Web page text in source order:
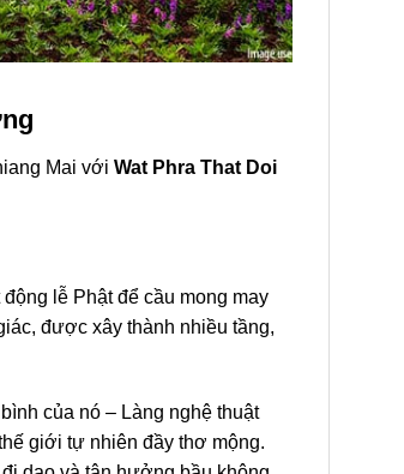
Mai với Wat Phra That Doi
lễ Phật để cầu mong may
được xây thành nhiều tầng,
của nó – Làng nghệ thuật
giới tự nhiên đầy thơ mộng.